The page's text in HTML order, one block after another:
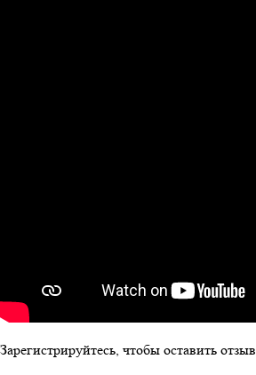
Зарегистрируйтесь, чтобы оставить отзыв